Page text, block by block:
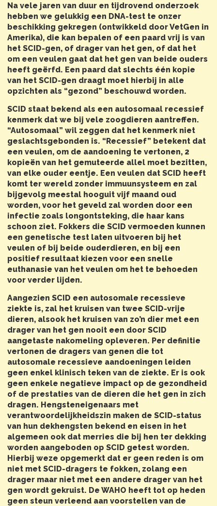
Na vele jaren van duur en tijdrovend onderzoek
hebben we gelukkig een DNA-test te onzer
beschikking gekregen (ontwikkeld door VetGen in
Amerika), die kan bepalen of een paard vrij is van
het SCID-gen, of drager van het gen, of dat het
om een veulen gaat dat het gen van beide ouders
heeft geërfd. Een paard dat slechts één kopie
van het SCID-gen draagt moet hierbij in alle
opzichten als “gezond” beschouwd worden.
SCID staat bekend als een autosomaal recessief
kenmerk dat we bij vele zoogdieren aantreffen.
“Autosomaal” wil zeggen dat het kenmerk niet
geslachtsgebonden is. “Recessief” betekent dat
een veulen, om de aandoening te vertonen, 2
kopieën van het gemuteerde allel moet bezitten,
van elke ouder eentje. Een veulen dat SCID heeft
komt ter wereld zonder immuunsysteem en zal
bijgevolg meestal hooguit vijf maand oud
worden, voor het geveld zal worden door een
infectie zoals longontsteking, die haar kans
schoon ziet. Fokkers die SCID vermoeden kunnen
een genetische test laten uitvoeren bij het
veulen of bij beide ouderdieren, en bij een
positief resultaat kiezen voor een snelle
euthanasie van het veulen om het te behoeden
voor verder lijden.
Aangezien SCID een autosomale recessieve
ziekte is, zal het kruisen van twee SCID-vrije
dieren, alsook het kruisen van zo’n dier met een
drager van het gen nooit een door SCID
aangetaste nakomeling opleveren. Per definitie
vertonen de dragers van genen die tot
autosomale recessieve aandoeningen leiden
geen enkel klinisch teken van de ziekte. Er is ook
geen enkele negatieve impact op de gezondheid
of de prestaties van de dieren die het gen in zich
dragen. Hengsteneigenaars met
verantwoordelijkheidszin maken de SCID-status
van hun dekhengsten bekend en eisen in het
algemeen ook dat merries die bij hen ter dekking
worden aangeboden op SCID getest worden.
Hierbij weze opgemerkt dat er geen reden is om
niet met SCID-dragers te fokken, zolang een
drager maar niet met een andere drager van het
gen wordt gekruist. De WAHO heeft tot op heden
geen steun verleend aan voorstellen van de